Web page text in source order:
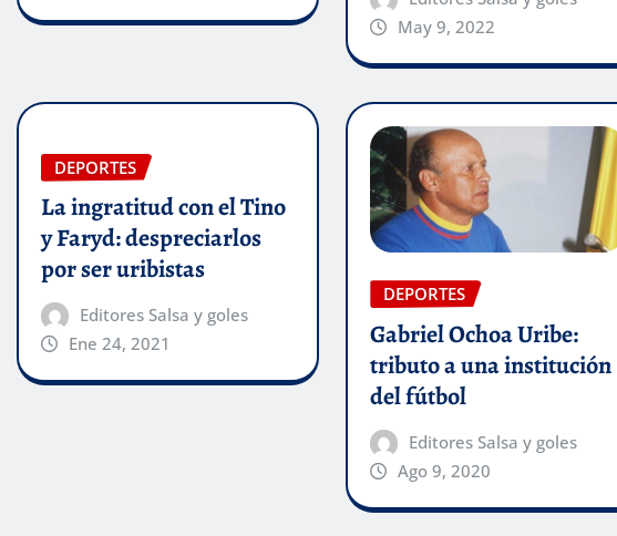
May 9, 2022
DEPORTES
La ingratitud con el Tino
y Faryd: despreciarlos
por ser uribistas
Editores Salsa y goles
Ene 24, 2021
DEPORTES
Gabriel Ochoa Uribe:
tributo a una institución
del fútbol
Editores Salsa y goles
Ago 9, 2020